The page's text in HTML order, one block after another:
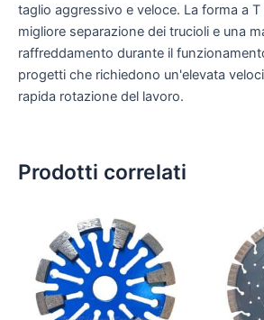
taglio aggressivo e veloce. La forma a
migliore separazione dei trucioli e una
raffreddamento durante il
progetti che richiedono un'elevata
rapida rotazione del lavoro.
Prodotti correlati